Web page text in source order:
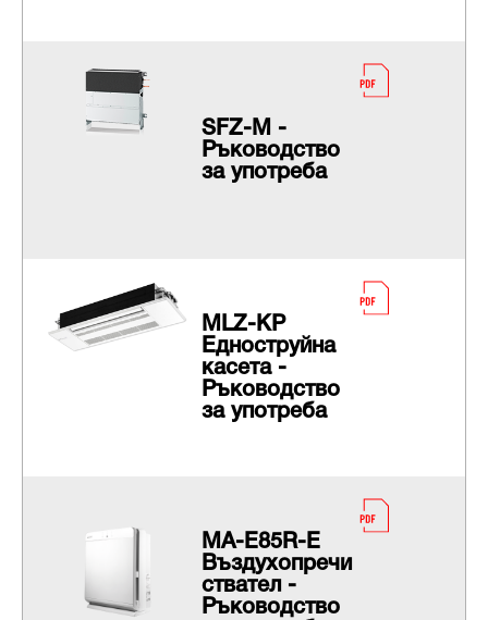
SFZ-M -
Ръководство
за употреба
MLZ-KP
Едноструйна
касета -
Ръководство
за употреба
MA-E85R-E
Въздухопречи
ствател -
Ръководство